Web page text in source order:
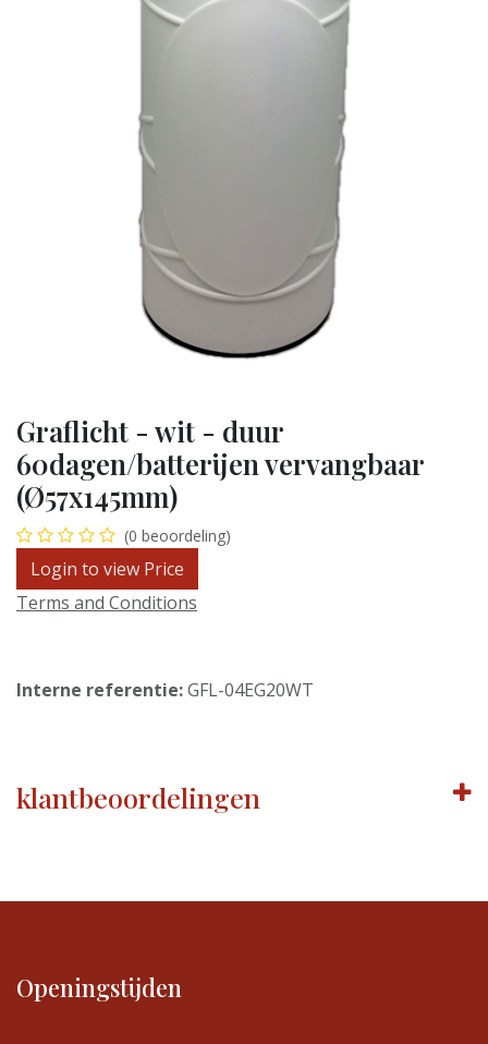
Graflicht - wit - duur
60dagen/batterijen vervangbaar
(Ø57x145mm)
(0 beoordeling)
Login to view Price
Terms and Conditions
Interne referentie:GFL-04EG20WT
klantbeoordelingen
Openingstijden